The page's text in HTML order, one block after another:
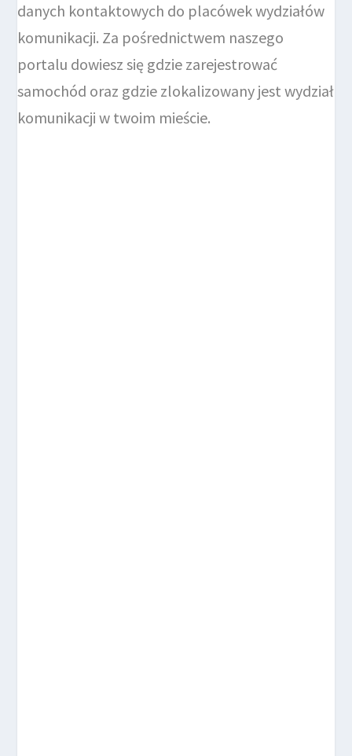
danych kontaktowych do placówek wydziałów
komunikacji. Za pośrednictwem naszego
portalu dowiesz się gdzie zarejestrować
samochód oraz gdzie zlokalizowany jest wydział
komunikacji w twoim mieście.